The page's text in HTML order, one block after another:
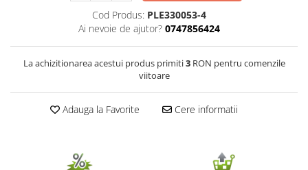
Cod Produs: PLE330053-4
Ai nevoie de ajutor? 0747856424
La achizitionarea acestui produs primiti3RON pentru comenzile
viitoare
Adauga la Favorite Cere informatii